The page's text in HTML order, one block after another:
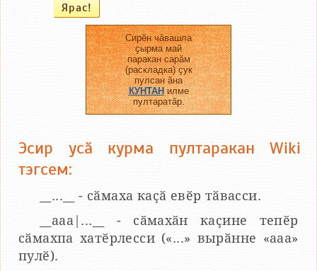
Сирӗн чӑвашла
ҫырма май
паракан сарӑм
(раскладка) ҫук
пулсан ӑна
КУНТАНилме
пултаратӑр.
Эсир усӑ курма пултаракан Wiki
тэгсем:
__...__ - сӑмаха каҫӑ евӗр тӑвасси.
__aaa|...__ - сӑмахӑн каҫине тепӗр
сӑмахпа хатӗрлесси («...» вырӑнне «ааа»
пулӗ).